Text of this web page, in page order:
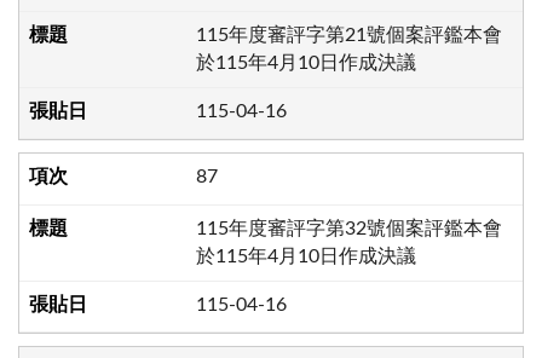
115年度審評字第21號個案評鑑本會
於115年4月10日作成決議
115-04-16
87
115年度審評字第32號個案評鑑本會
於115年4月10日作成決議
115-04-16